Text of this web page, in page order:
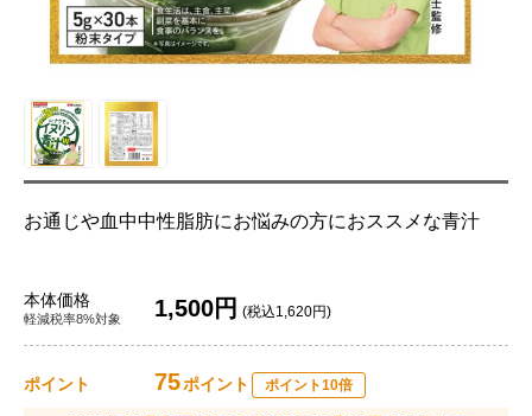
お通じや血中中性脂肪にお悩みの方におススメな青汁
本体価格
軽減税率8%対象 1,500円 (税込1,620円)
ポイント 75ポイント ポイント10倍